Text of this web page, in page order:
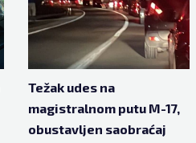
Težak udes na
magistralnom putu M-17,
obustavljen saobraćaj